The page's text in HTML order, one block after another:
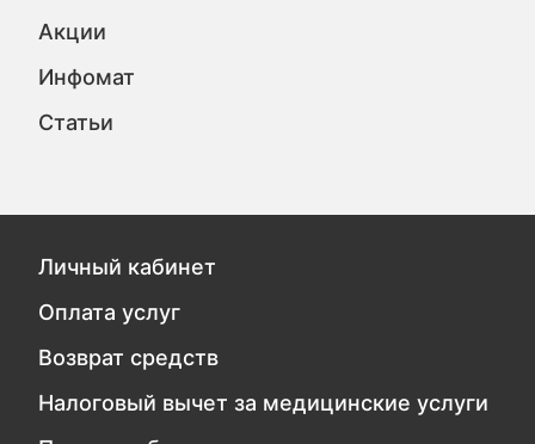
Акции
Инфомат
Статьи
Личный кабинет
Оплата услуг
Возврат средств
Налоговый вычет за медицинские услуги